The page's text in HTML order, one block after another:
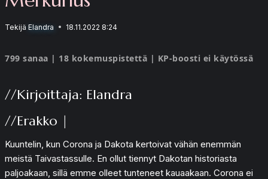
Tekijä Elandra 18.11.2022 8:24
799 sanaa | 18 kokemuspistettä | KP-boosti ei käytössä
//Kirjoittaja: Elandra
//Erakko |
Kuuntelin, kun Corona ja Dakota kertoivat vähän enemmän
meistä Taivastassulle. En ollut tiennyt Dakotan historiasta
paljoakaan, sillä emme olleet tunteneet kauaakaan. Corona ei